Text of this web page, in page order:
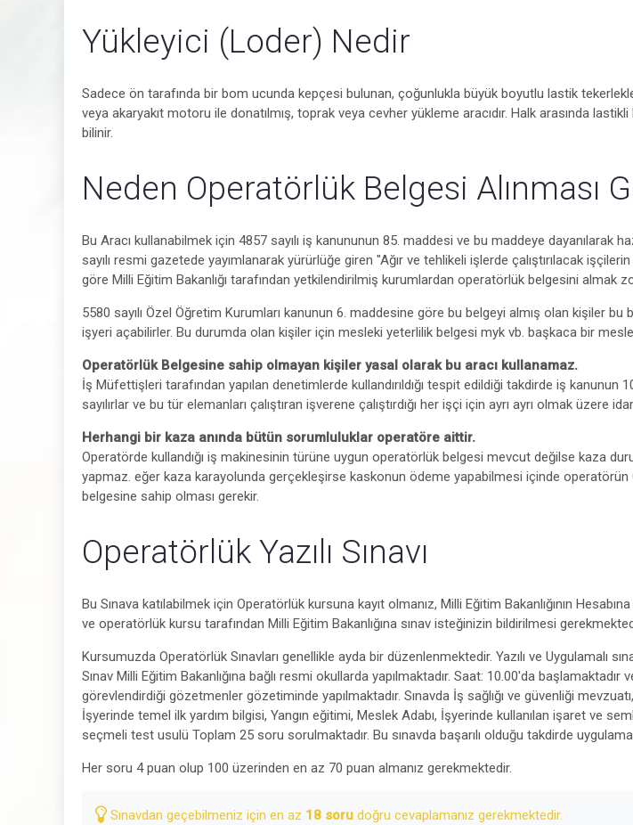
Yükleyici (Loder) Nedir
Sadece ön tarafında bir bom ucunda kepçesi bulunan, çoğunlukla büyük boyutlu lastik
veya akaryakıt motoru ile donatılmış, toprak veya cevher yükleme aracıdır. Halk arasında
bilinir.
Neden Operatörlük Belgesi Alınması
Bu Aracı kullanabilmek için 4857 sayılı iş kanununun 85. maddesi ve bu maddeye dayanılarak
sayılı resmi gazetede yayımlanarak yürürlüğe giren "Ağır ve tehlikeli işlerde çalıştırılacak
göre Milli Eğitim Bakanlığı tarafından yetkilendirilmiş kurumlardan operatörlük belgesini almak
5580 sayılı Özel Öğretim Kurumları kanunun 6. maddesine göre bu belgeyi almış olan kişiler bu
işyeri açabilirler. Bu durumda olan kişiler için mesleki yeterlilik belgesi myk vb. başkaca bir
Operatörlük Belgesine sahip olmayan kişiler yasal olarak bu aracı kullanamaz.
İş Müfettişleri tarafından yapılan denetimlerde kullandırıldığı tespit edildiği takdirde iş kanunun
sayılırlar ve bu tür elemanları çalıştıran işverene çalıştırdığı her işçi için ayrı ayrı olmak üzere
Herhangi bir kaza anında bütün sorumluluklar operatöre aittir.
Operatörde kullandığı iş makinesinin türüne uygun operatörlük belgesi mevcut değilse kaza
yapmaz. eğer kaza karayolunda gerçekleşirse kaskonun ödeme yapabilmesi içinde operatörün
belgesine sahip olması gerekir.
Operatörlük Yazılı Sınavı
Bu Sınava katılabilmek için Operatörlük kursuna kayıt olmanız, Milli Eğitim Bakanlığının
ve operatörlük kursu tarafından Milli Eğitim Bakanlığına sınav isteğinizin bildirilmesi
Kursumuzda Operatörlük Sınavları genellikle ayda bir düzenlenmektedir. Yazılı ve Uygulamalı
Sınav Milli Eğitim Bakanlığına bağlı resmi okullarda yapılmaktadır. Saat: 10.00'da başlamaktadır
görevlendirdiği gözetmenler gözetiminde yapılmaktadır. Sınavda İş sağlığı ve güvenliği
İşyerinde temel ilk yardım bilgisi, Yangın eğitimi, Meslek Adabı, İşyerinde kullanılan işaret ve
seçmeli test usulü Toplam 25 soru sorulmaktadır. Bu sınavda başarılı olduğu takdirde uygulama
Her soru 4 puan olup 100 üzerinden en az 70 puan almanız gerekmektedir.
Sınavdan geçebilmeniz için en az 18 soru doğru cevaplamanız gerekmektedir.